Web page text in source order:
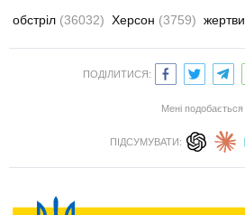
обстріл (36032) Херсон (3759) жертви
ПОДІЛИТИСЯ:
Мені подобається
ПІДСУМУВАТИ: